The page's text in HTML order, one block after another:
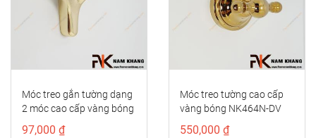
Móc treo gắn tường dạng
2 móc cao cấp vàng bóng
97,000 ₫
Móc treo tường cao cấp
vàng bóng NK464N-DV
550,000 ₫